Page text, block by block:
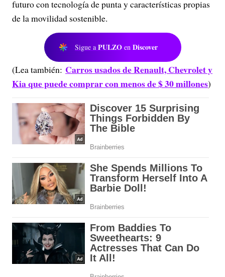
futuro con tecnología de punta y características propias
de la movilidad sostenible.
Sigue a PULZO en Discover
(Lea también: Carros usados de Renault, Chevrolet y
Kia que puede comprar con menos de $ 30 millones)